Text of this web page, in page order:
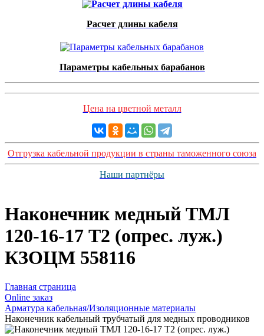
Расчет длины кабеля
Параметры кабельных барабанов
Цена на цветной металл
Отгрузка кабельной продукции в страны таможенного союза
Наши партнёры
Наконечник медный ТМЛ
120-16-17 Т2 (опрес. луж.)
КЗОЦМ 558116
Главная страница
Оnline заказ
Арматура кабельная/Изоляционные материалы
Наконечник кабельный трубчатый для медных проводников